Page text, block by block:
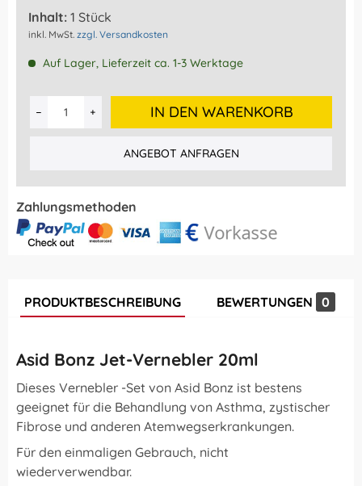
Inhalt: 1 Stück
inkl. MwSt. zzgl. Versandkosten
Auf Lager, Lieferzeit ca. 1-3 Werktage
IN DEN WARENKORB
ANGEBOT ANFRAGEN
Zahlungsmethoden
PRODUKTBESCHREIBUNG BEWERTUNGEN 0
Asid Bonz Jet-Vernebler 20ml
Dieses Vernebler -Set von Asid Bonz ist bestens
geeignet für die Behandlung von Asthma, zystischer
Fibrose und anderen Atemwegserkrankungen.
Für den einmaligen Gebrauch, nicht
wiederverwendbar.